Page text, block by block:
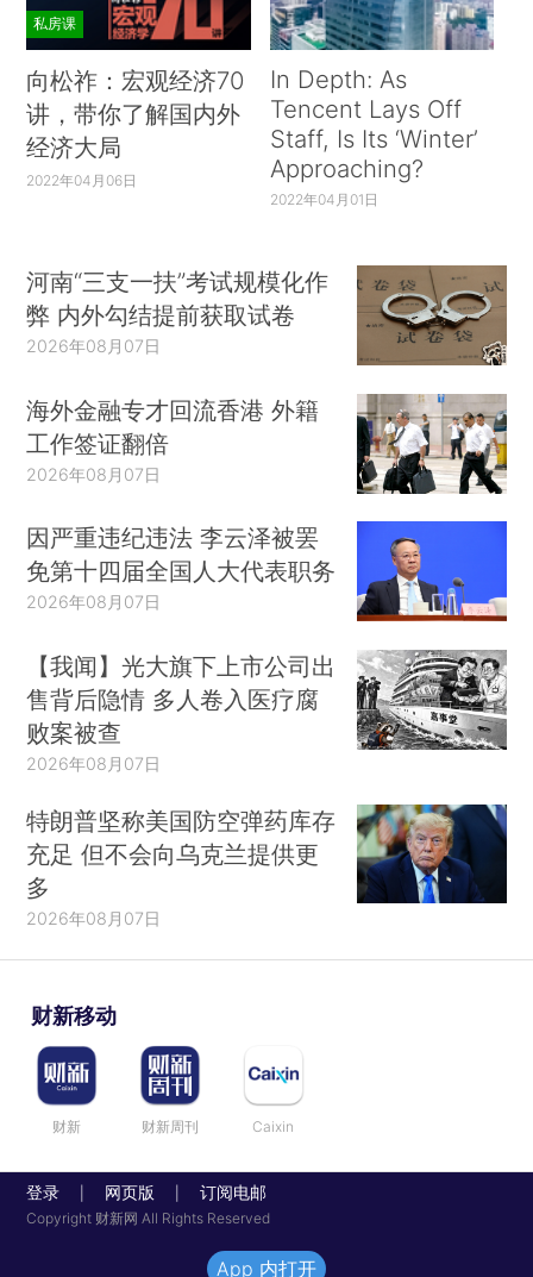
私房课
向松祚：宏观经济70
讲，带你了解国内外
经济大局
2022年04月06日
In Depth: As
Tencent Lays Off
Staff, Is Its ‘Winter’
Approaching?
2022年04月01日
河南“三支一扶”考试规模化作
弊 内外勾结提前获取试卷
2026年08月07日
海外金融专才回流香港 外籍
工作签证翻倍
2026年08月07日
因严重违纪违法 李云泽被罢
免第十四届全国人大代表职务
2026年08月07日
【我闻】光大旗下上市公司出
售背后隐情 多人卷入医疗腐
败案被查
2026年08月07日
特朗普坚称美国防空弹药库存
充足 但不会向乌克兰提供更
多
2026年08月07日
财新移动
财新 财新周刊 Caixin
登录 网页版 订阅电邮
Copyright 财新网 All Rights Reserved
App 内打开